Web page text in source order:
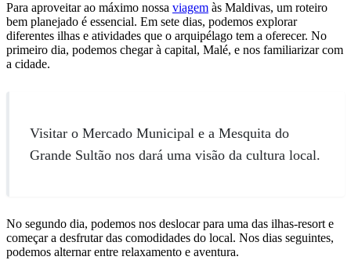
Para aproveitar ao máximo nossa viagem às Maldivas, um roteiro
bem planejado é essencial. Em sete dias, podemos explorar
diferentes ilhas e atividades que o arquipélago tem a oferecer. No
primeiro dia, podemos chegar à capital, Malé, e nos familiarizar com
a cidade.
Visitar o Mercado Municipal e a Mesquita do
Grande Sultão nos dará uma visão da cultura local.
No segundo dia, podemos nos deslocar para uma das ilhas-resort e
começar a desfrutar das comodidades do local. Nos dias seguintes,
podemos alternar entre relaxamento e aventura.